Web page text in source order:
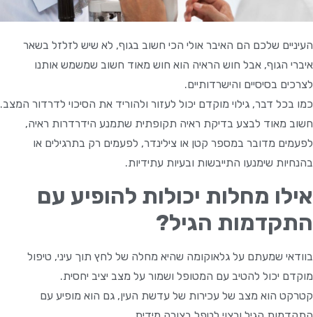
העיניים שלכם הם האיבר אולי הכי חשוב בגוף, לא שיש לזלזל בשאר
איברי הגוף, אבל חוש הראיה הוא חוש מאוד חשוב שמשמש אותנו
לצרכים בסיסיים והישרדותיים.
כמו בכל דבר, גילוי מוקדם יכול לעזור ולהוריד את הסיכוי לדרדור המצב.
חשוב מאוד לבצע בדיקת ראיה תקופתית שתמנע הידרדרות ראיה,
לפעמים מדובר במספר קטן או צילינדר, לפעמים רק בתרגילים או
בהנחיות שימנעו התייבשות ובעיות עתידיות.
אילו מחלות יכולות להופיע עם
התקדמות הגיל?
בוודאי שמעתם על גלאוקומה שהיא מחלה של לחץ תוך עיני, טיפול
מוקדם יכול להטיב עם המטופל ושמור על מצב יציב יחסית.
קטרקט הוא מצב של עכירות של עדשת העין, גם הוא מופיע עם